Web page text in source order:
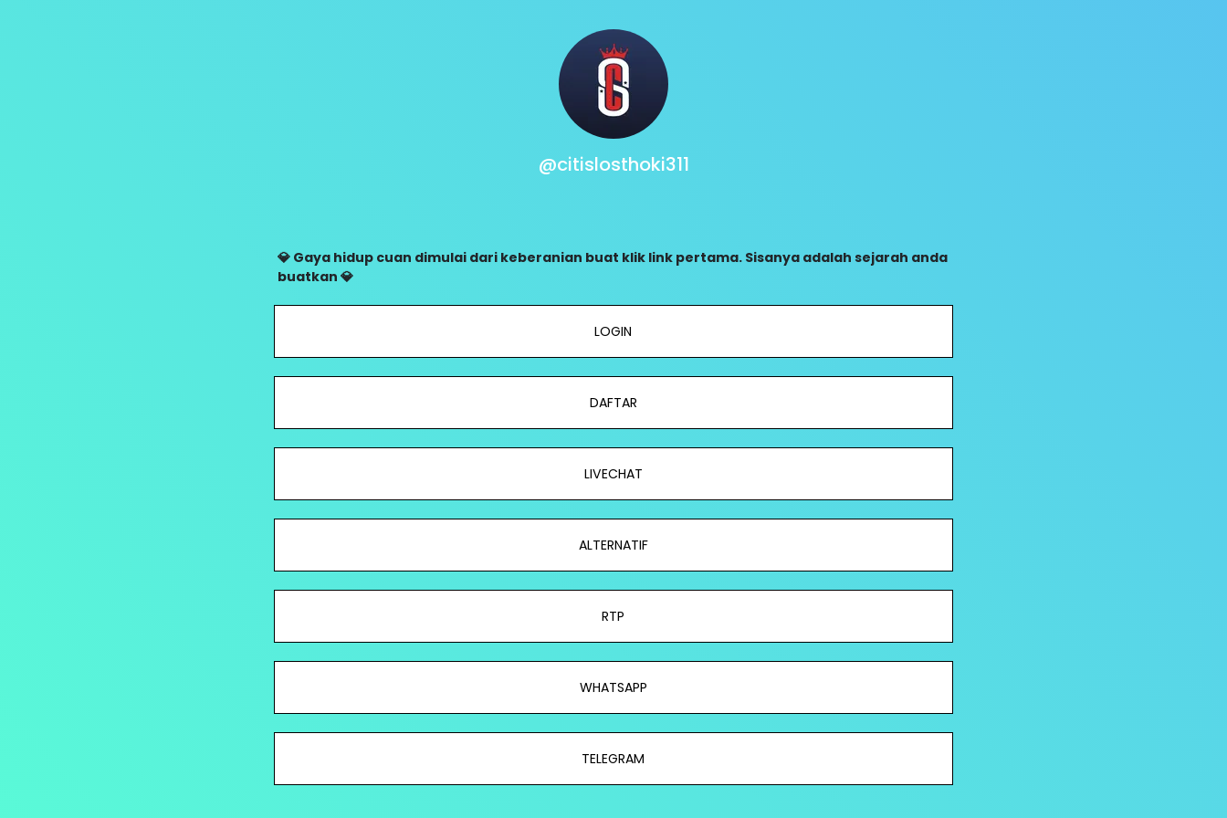
@citislosthoki311
💎 Gaya hidup cuan dimulai dari keberanian buat klik link pertama. Sisanya adalah sejarah anda
buatkan 💎
LOGIN
DAFTAR
LIVECHAT
ALTERNATIF
RTP
WHATSAPP
TELEGRAM